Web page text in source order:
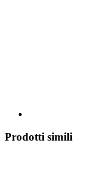
Prodotti simili